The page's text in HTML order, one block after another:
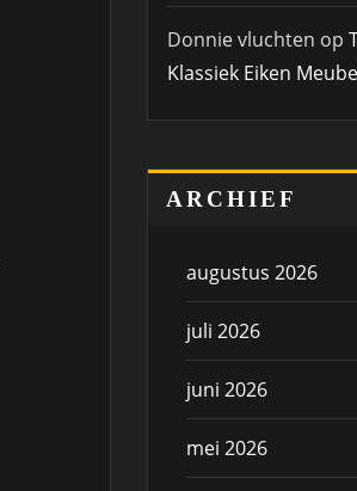
Donnie vluchten op
Klassiek Eiken
ARCHIEF
augustus 2026
juli 2026
juni 2026
mei 2026